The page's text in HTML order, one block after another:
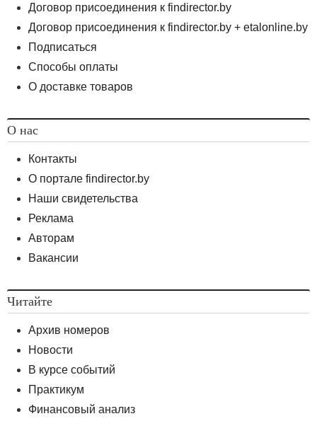
Договор присоединения к findirector.by
Договор присоединения к findirector.by + etalonline.by
Подписаться
Способы оплаты
О доставке товаров
О нас
Контакты
О портале findirector.by
Наши свидетельства
Реклама
Авторам
Вакансии
Читайте
Архив номеров
Новости
В курсе событий
Практикум
Финансовый анализ